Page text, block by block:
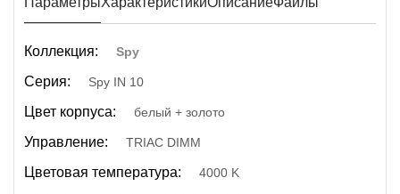
Коллекция: Spy
Серия: Spy IN 10
Цвет корпуса: белый + золото
Управление: TRIAC DIMM
Цветовая температура: 4000 K